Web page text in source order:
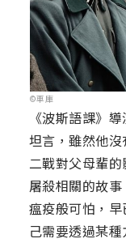
©車庫
《波斯語課》
坦言，雖然他
二戰對父母輩
屠殺相關的故
瘟疫般可怕，
己需要透過某